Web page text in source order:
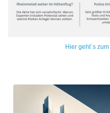
Hier geht´s